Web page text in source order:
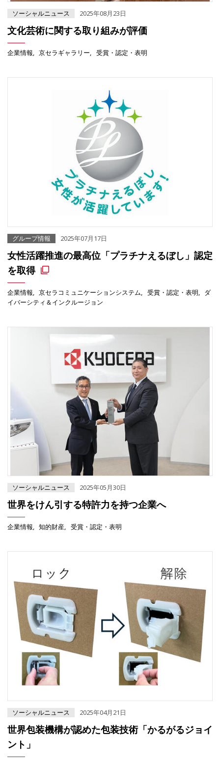
ソーシャルニュース 2025年08月23日
文化芸術に関する取り組みが評価
企業情報 京セラギャラリー 受賞・認定・表明
グループ情報 2025年07月17日
女性活躍推進の最高位「プラチナえるぼし」認定
を取得
企業情報 京セラコミュニケーションシステム 受賞・認定・表明
ダ
イバーシティ＆インクルージョン
ソーシャルニュース 2025年05月30日
世界をけん引する特許力を持つ企業へ
企業情報 知的財産 受賞・認定・表明
ソーシャルニュース 2025年04月21日
世界包装機構が認めた包装技術「かるがるジョイ
ント」